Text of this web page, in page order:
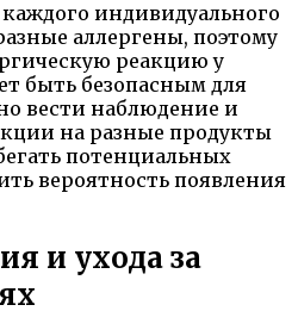
индивидуального
аллергены, поэтому
реакцию у
быть безопасным для
вести наблюдение и
на разные продукты
потенциальных
вероятность появления
и ухода за